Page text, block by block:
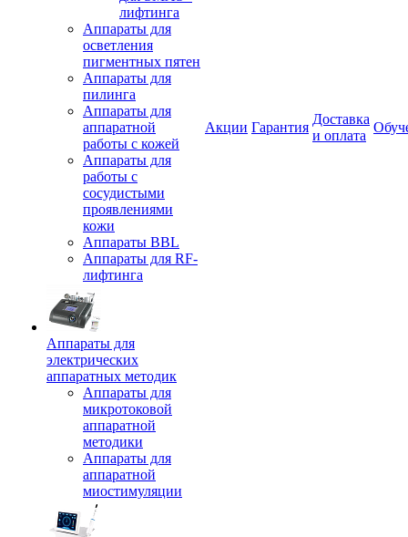
лифтинга
Аппараты для
осветления
пигментных пятен
Аппараты для
пилинга
Аппараты для
аппаратной
работы с кожей
Аппараты для
работы с
сосудистыми
проявлениями
кожи
Аппараты BBL
Аппараты для RF-
лифтинга
Аппараты для
электрических
аппаратных методик
Аппараты для
микротоковой
аппаратной
методики
Аппараты для
аппаратной
миостимуляции
Акции Гарантия
Доставка
и оплата